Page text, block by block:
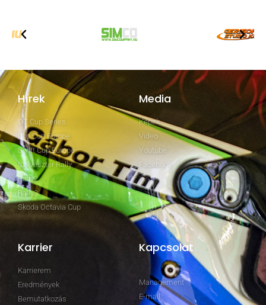
Hírek
GT Cup Series
Clio Cup Europe
Swift Cup Europe
Szilveszter Rally
Rally2
Rally3
Skoda Octavia Cup
Media
Képek
Video
Youtube
Facebook
Karrier
Karrierem
Eredmények
Bemutatkozás
Kapcsolat
Management
E-mail